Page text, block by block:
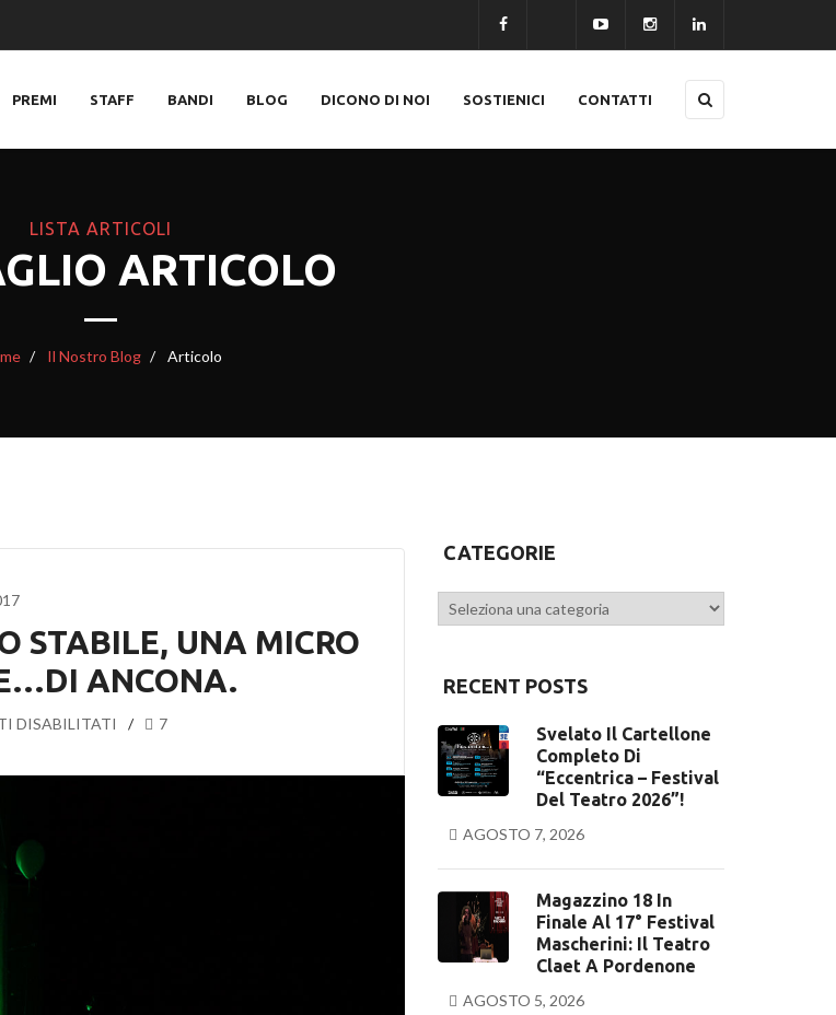
PREMI STAFF BANDI BLOG DICONO DI NOI SOSTIENICI CONTATTI
LISTA ARTICOLI
ARTICOLO
Il Nostro Blog Articolo
STABILE, UNA MICRO
ANCONA.
DISABILITATI 7
CATEGORIE
Categorie
RECENT POSTS
Svelato Il Cartellone
Completo Di
“Eccentrica – Festival
Del Teatro 2026”!
AGOSTO 7, 2026
Magazzino 18 In
Finale Al 17° Festival
Mascherini: Il Teatro
Claet A Pordenone
AGOSTO 5, 2026